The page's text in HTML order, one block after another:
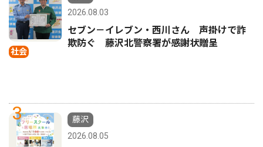
社会
2026.08.03
セブン－イレブン・西川さん 声掛けで詐
欺防ぐ 藤沢北警察署が感謝状贈呈
3
藤沢
2026.08.05